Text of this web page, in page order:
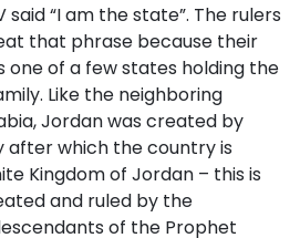
said “I am the state”. The rulers
that phrase because their
one of a few states holding the
Like the neighboring
Jordan was created by
after which the country is
Kingdom of Jordan – this is
and ruled by the
of the Prophet